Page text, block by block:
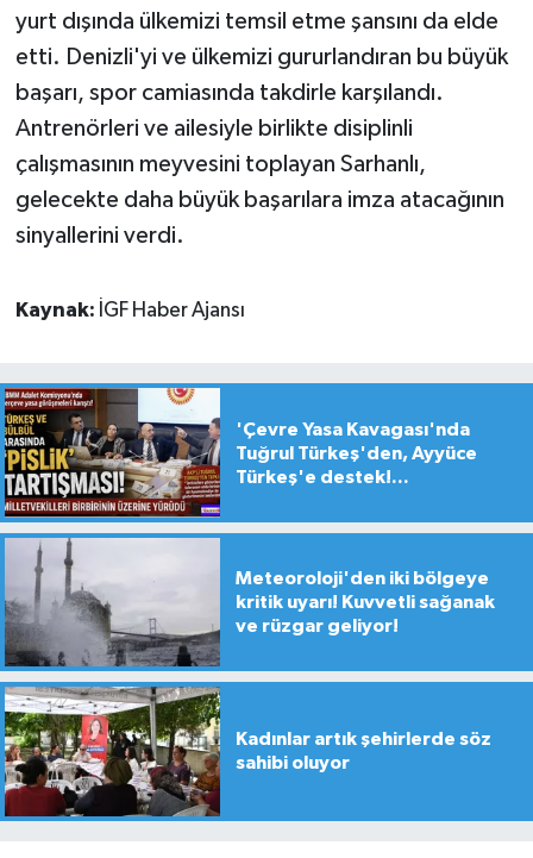
yurt dışında ülkemizi temsil etme şansını da elde
etti. Denizli'yi ve ülkemizi gururlandıran bu büyük
başarı, spor camiasında takdirle karşılandı.
Antrenörleri ve ailesiyle birlikte disiplinli
çalışmasının meyvesini toplayan Sarhanlı,
gelecekte daha büyük başarılara imza atacağının
sinyallerini verdi.
Kaynak: İGF Haber Ajansı
'Çevre Yasa Kavagası'nda
Tuğrul Türkeş'den, Ayyüce
Türkeş'e destek!...
Meteoroloji'den iki bölgeye
kritik uyarı! Kuvvetli sağanak
ve rüzgar geliyor!
Kadınlar artık şehirlerde söz
sahibi oluyor